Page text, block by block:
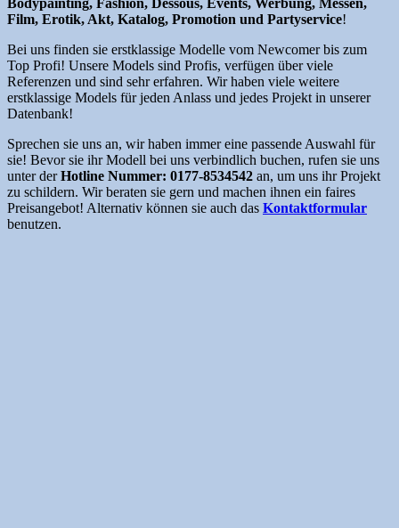
Film, Erotik, Akt, Katalog, Promotion und Partyservice!
Bei uns finden sie erstklassige Modelle vom Newcomer bis zum
Top Profi! Unsere Models sind Profis, verfügen über viele
Referenzen und sind sehr erfahren. Wir haben viele weitere
erstklassige Models für jeden Anlass und jedes Projekt in unserer
Datenbank!
Sprechen sie uns an, wir haben immer eine passende Auswahl für
sie! Bevor sie ihr Modell bei uns verbindlich buchen, rufen sie uns
unter derHotline Nummer: 0177-8534542 an, um uns ihr Projekt
zu schildern. Wir beraten sie gern und machen ihnen ein faires
Preisangebot! Alternativ können sie auch das Kontaktformular
benutzen.